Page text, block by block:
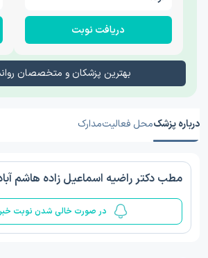
دریافت نوبت
بهترین پزشکان و متخصصان
درباره پزشکمحل فعالیتمدارک
مطب دکتر راضیه اسماعیل زاده هاشم
در صورت خالی شدن نوبت